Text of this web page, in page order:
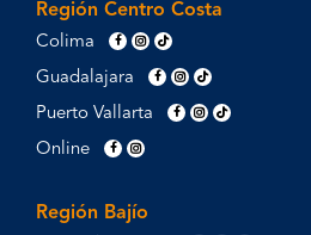
Región Centro Costa
Colima
Guadalajara
Puerto Vallarta
Online
Región Bajío